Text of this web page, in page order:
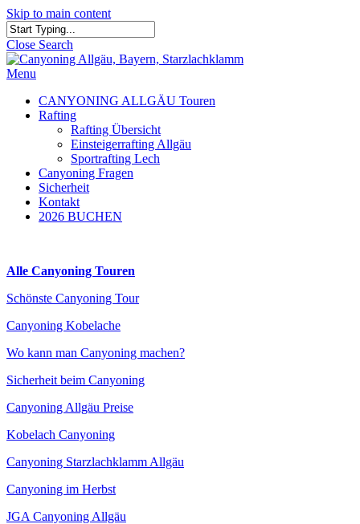
Skip to main content
Close Search
Menu
CANYONING ALLGÄU Touren
Rafting
Rafting Übersicht
Einsteigerrafting Allgäu
Sportrafting Lech
Canyoning Fragen
Sicherheit
Kontakt
2026 BUCHEN
Alle Canyoning Touren
Schönste Canyoning Tour
Canyoning Kobelache
Wo kann man Canyoning machen?
Sicherheit beim Canyoning
Canyoning Allgäu Preise
Kobelach Canyoning
Canyoning Starzlachklamm Allgäu
Canyoning im Herbst
JGA Canyoning Allgäu